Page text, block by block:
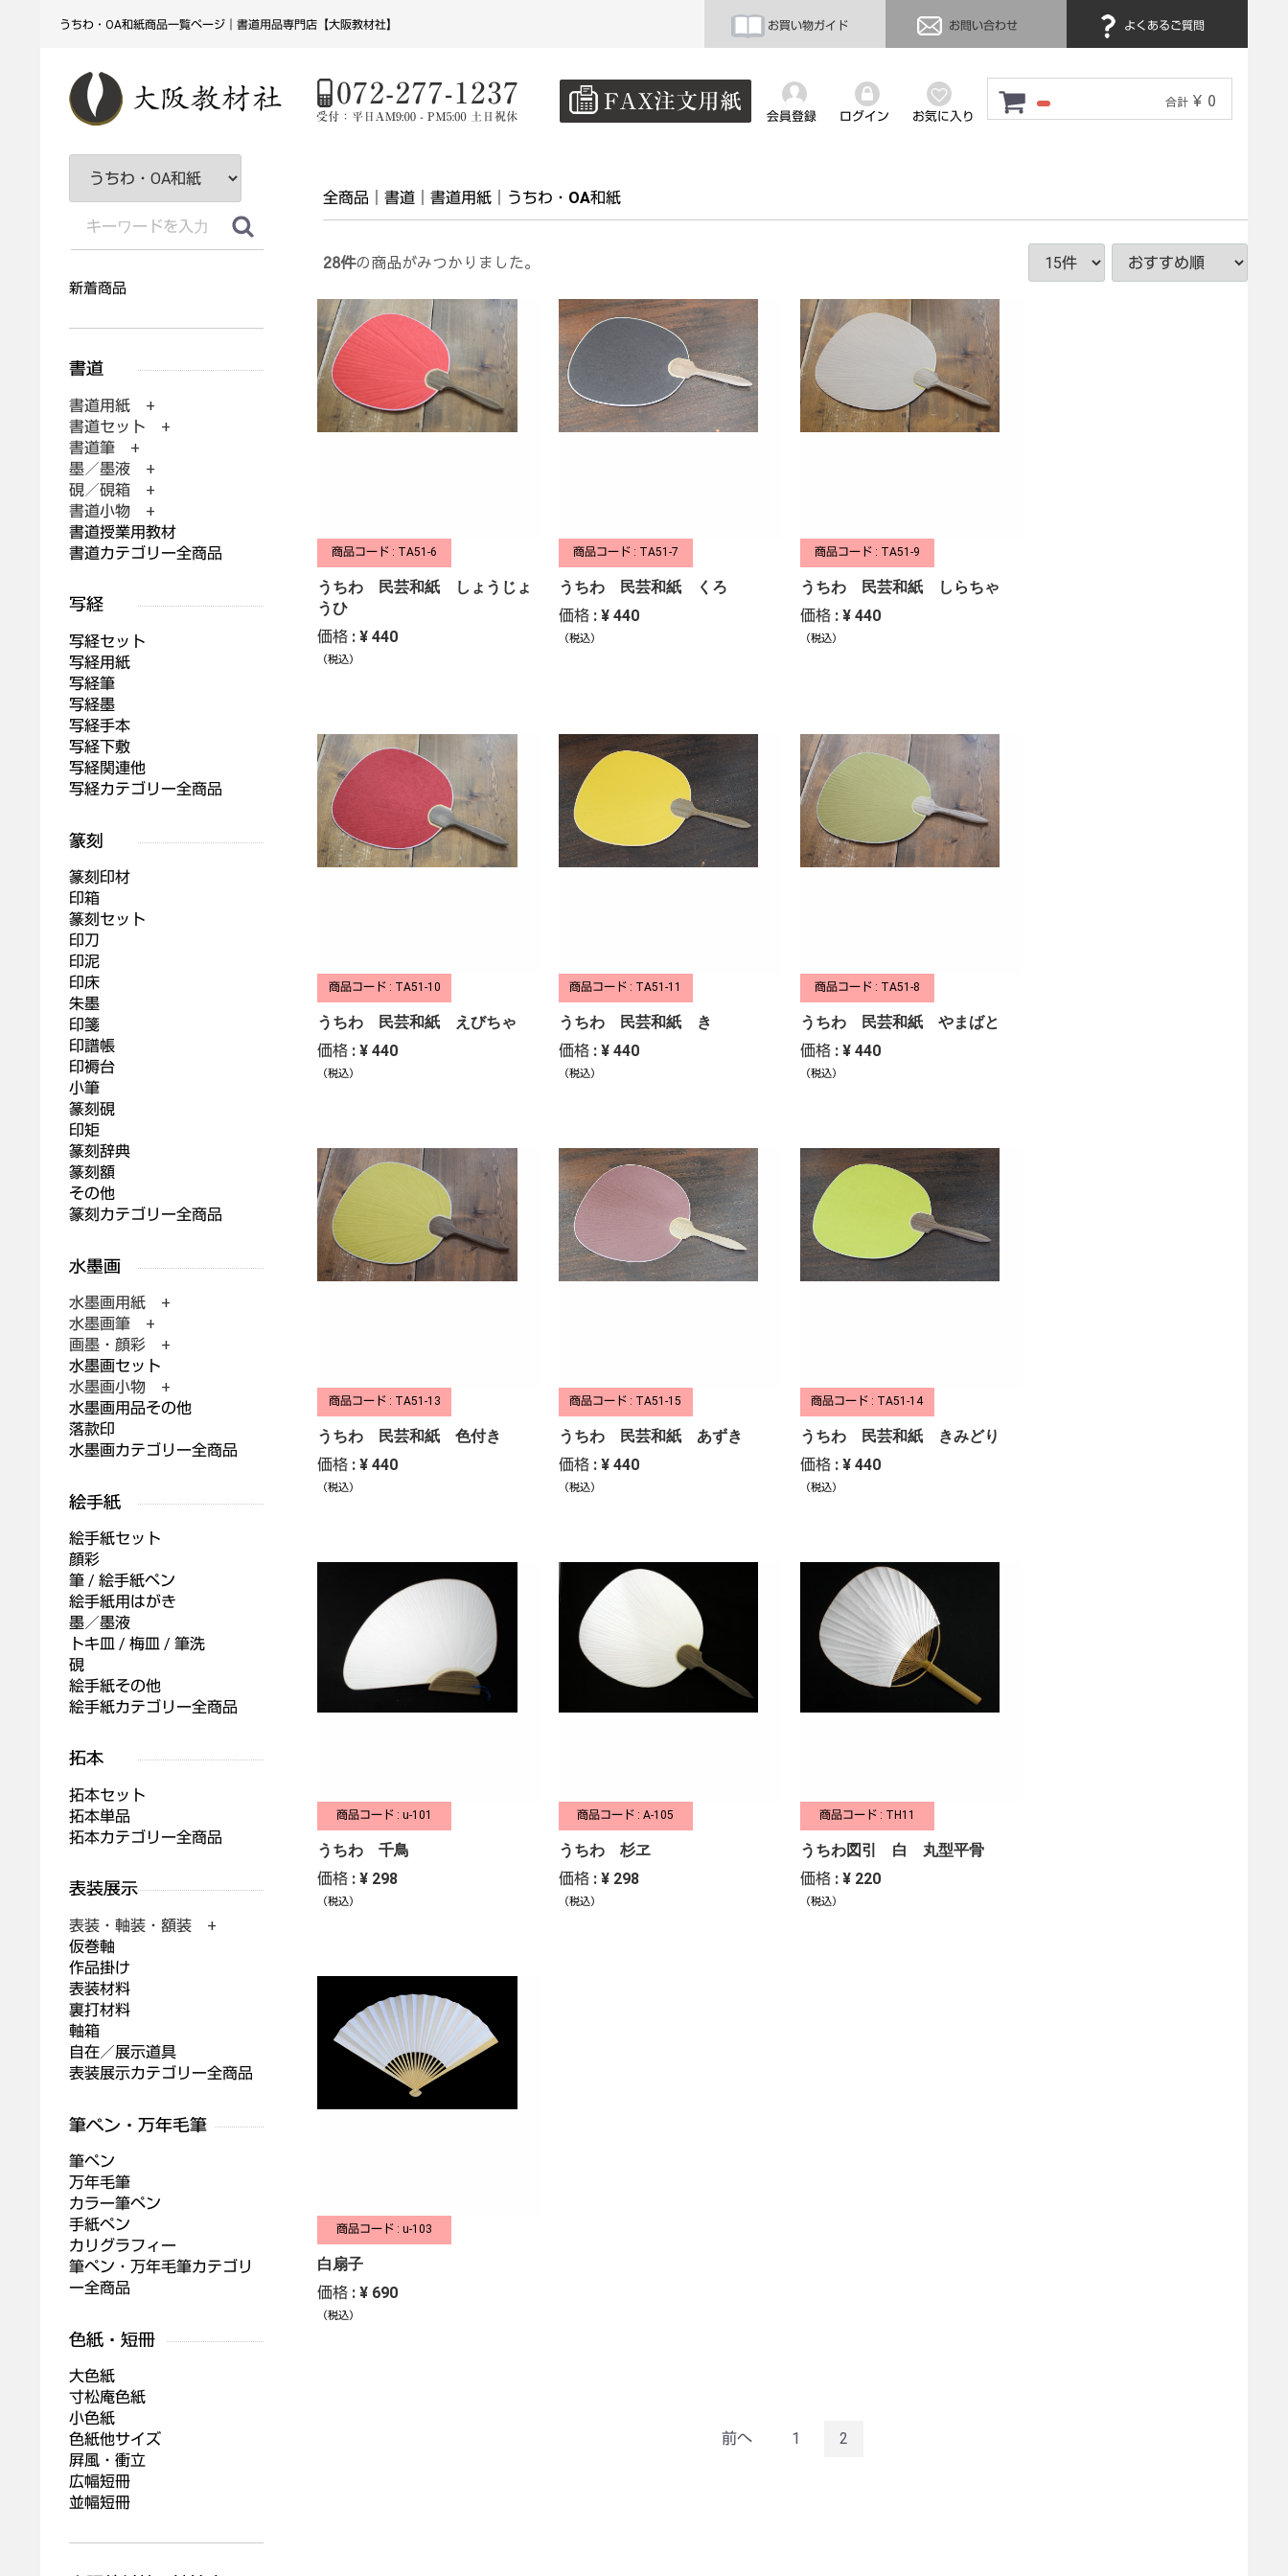
うちわ・OA和紙商品一覧ページ｜書道用品専門店【大阪教材社】 お買い物ガイド お問い合わせ よくあるご質問
合計 ¥ 0
会員登録 ログイン お気に入り
全商品 書道 書道用紙 うちわ・OA和紙
28件の商品がみつかりました。
商品コード : TA51-6
うちわ 民芸和紙 しょうじょ
うひ
価格 : ¥ 440
（税込）
商品コード : TA51-7
うちわ 民芸和紙 くろ
価格 : ¥ 440
（税込）
商品コード : TA51-9
うちわ 民芸和紙 しらちゃ
価格 : ¥ 440
（税込）
商品コード : TA51-10
うちわ 民芸和紙 えびちゃ
価格 : ¥ 440
（税込）
商品コード : TA51-11
うちわ 民芸和紙 き
価格 : ¥ 440
（税込）
商品コード : TA51-8
うちわ 民芸和紙 やまばと
価格 : ¥ 440
（税込）
商品コード : TA51-13
うちわ 民芸和紙 色付き
価格 : ¥ 440
（税込）
商品コード : TA51-15
うちわ 民芸和紙 あずき
価格 : ¥ 440
（税込）
商品コード : TA51-14
うちわ 民芸和紙 きみどり
価格 : ¥ 440
（税込）
商品コード : u-101
うちわ 千鳥
価格 : ¥ 298
（税込）
商品コード : A-105
うちわ 杉ヱ
価格 : ¥ 298
（税込）
商品コード : TH11
うちわ図引 白 丸型平骨
価格 : ¥ 220
（税込）
商品コード : u-103
白扇子
価格 : ¥ 690
（税込）
前へ 1 2
新着商品
書道用紙 +
書道セット +
書道筆 +
墨／墨液 +
硯／硯箱 +
書道小物 +
書道授業用教材
書道カテゴリー全商品
写経セット
写経用紙
写経筆
写経墨
写経手本
写経下敷
写経関連他
写経カテゴリー全商品
篆刻印材
印箱
篆刻セット
印刀
印泥
印床
朱墨
印箋
印譜帳
印褥台
小筆
篆刻硯
印矩
篆刻辞典
篆刻額
その他
篆刻カテゴリー全商品
水墨画用紙 +
水墨画筆 +
画墨・顔彩 +
水墨画セット
水墨画小物 +
水墨画用品その他
落款印
水墨画カテゴリー全商品
絵手紙セット
顔彩
筆 / 絵手紙ペン
絵手紙用はがき
墨／墨液
トキ皿 / 梅皿 / 筆洗
硯
絵手紙その他
絵手紙カテゴリー全商品
拓本セット
拓本単品
拓本カテゴリー全商品
表装・軸装・額装 +
仮巻軸
作品掛け
表装材料
裏打材料
軸箱
自在／展示道具
表装展示カテゴリー全商品
筆ペン
万年毛筆
カラー筆ペン
手紙ペン
カリグラフィー
筆ペン・万年毛筆カテゴリ
ー全商品
大色紙
寸松庵色紙
小色紙
色紙他サイズ
屛風・衝立
広幅短冊
並幅短冊